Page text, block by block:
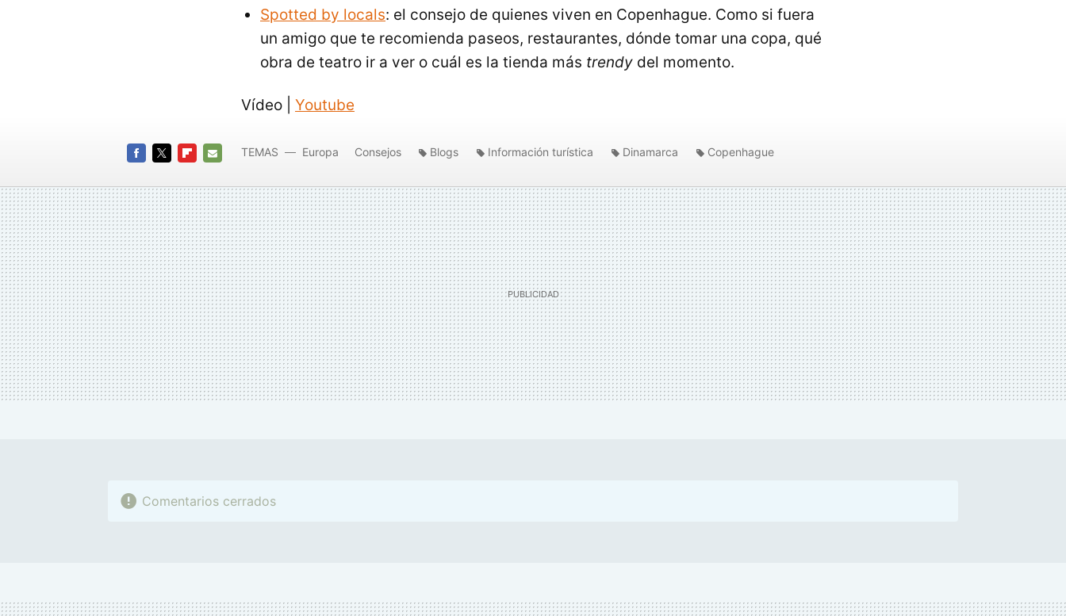
Spotted by locals: el consejo de quienes viven en Copenhague. Como si fuera
un amigo que te recomienda paseos, restaurantes, dónde tomar una copa, qué
obra de teatro ir a ver o cuál es la tienda más trendy del momento.
Vídeo | Youtube
MAIL
TEMAS Europa Consejos Blogs Información turística Dinamarca Copenhague
Comentarios cerrados